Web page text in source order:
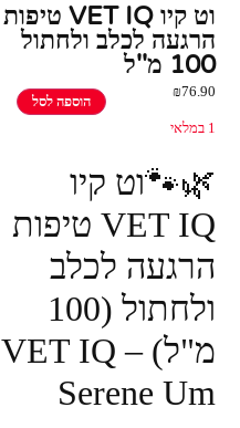
וט קיו VET IQ טיפות
הרגעה לכלב ולחתול
100 מ''ל
₪76.90
1 במלאי
הוספה לסל
🌿🐾וט קיו
VET IQ טיפות
הרגעה לכלב
ולחתול (100
מ"ל) – VET IQ
Serene Um